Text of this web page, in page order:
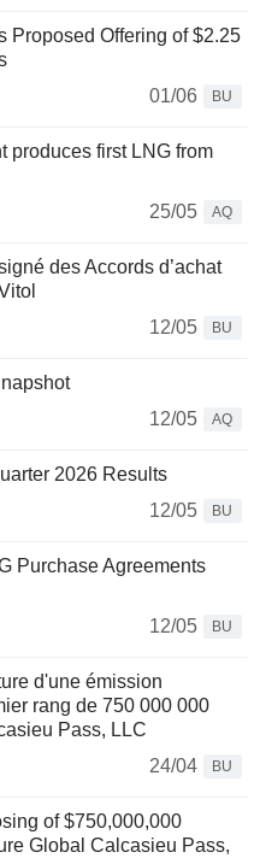
Proposed Offering of $2.25
01/06
BU
produces first LNG from
25/05
AQ
des Accords d’achat
12/05
BU
12/05
AQ
2026 Results
12/05
BU
Purchase Agreements
12/05
BU
d'une émission
rang de 750 000 000
Pass, LLC
24/04
BU
of $750,000,000
Global Calcasieu Pass,